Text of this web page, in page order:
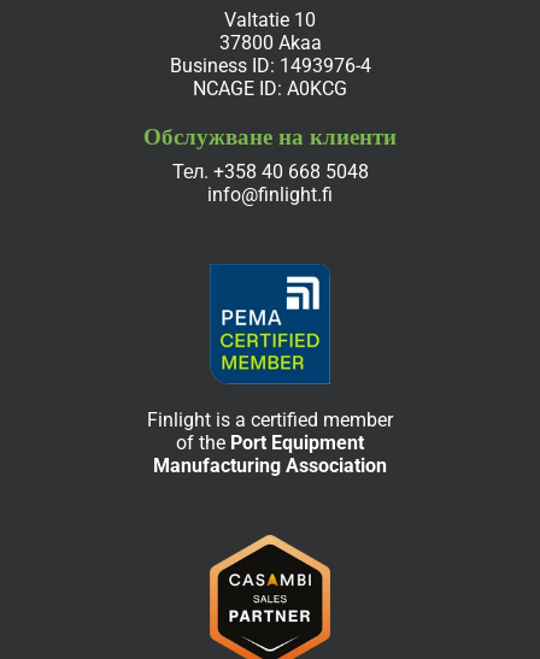
Valtatie 10
37800 Akaa
Business ID: 1493976-4
NCAGE ID: A0KCG
Обслужване на клиенти
Тел. +358 40 668 5048
info@finlight.fi
Finlight is a certified member
of the Port Equipment
Manufacturing Association